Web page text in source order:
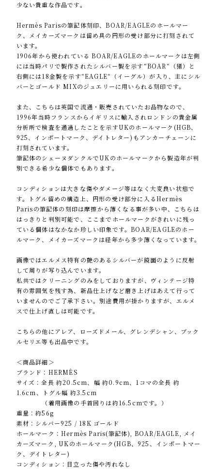
少ない貴重な作品です。
Hermès Parisの筆記体刻印、BOAR/EAGLEのホールマー
ク、メイカーズマークは留め具の円形の受け部分に打刻されて
います。
1906年から使われている BOAR/EAGLEのホールマークは左側
には当時パリで製作されたシルバー製を示す“BOAR“（猪）と
右側には18金製を示す“EAGLE“（イーグル）が入り、主にシル
バーとゴールド MIXのジュエリーに用いられる刻印です。
また、こちらは英国で流通・販売されていたお品物なので、
1996年当時フランスからイギリスに輸入されロンドンの貴金属
分析所で検査を通過したことを示すUKのホールマーク(HGB、
925、インポートマーク、デイトレター)もアンカーチェーンに
打刻されています。
筆記体のシェーヌダンクルでUKのホールマークから製造年が判
別できる希少な個体でもあります。
コンディションは大きな傷やダメージ等はなく大変良い状態で
す。トグル留めの構造上、円形の受け部分に入るHermès
Parisの筆記体の刻印は摩擦から薄くなる事が多い中、こちらは
はっきりと判別可能で、ここまでホールマークがきれいに残っ
ている個体はなかなか珍しい印象です。BOAR/EAGLEのホー
ルマーク、メイカーズマークは経年から多少薄くなっています。
画像ではエルメス特有の艶のあるシルバーが鏡面のように反射
して周りが写り込んでいます。
私共ではクリーニングのみをしておりますが、ヴィンテージ特
有の雰囲気を残す為、新品仕上げなど磨き上げはあえて行って
いませんのでご了承下さい。別途費用が掛かりますが、エルメ
スで仕上げ直しは可能です。
こちらの他にアレア、ローズドメール、グレンデシャン、ブック
ルセリエ等も出品中です。
＜商品詳細＞
ブランド：HERMÈS
サイズ：全長 約20.5cm、幅 約0.9cm、1コマの全長 約
1.6cm、トグル幅 約3.5cm
（着用画像の手首回りは約16.5cmです。）
重量：約56g
素材：シルバー925 / 18K ゴールド
ホールマーク：Hermès Paris(筆記体), BOAR/EAGLE, メイ
カーズマーク, UKのホールマーク(HGB、925、インポートマー
ク、デイトレター)
コンディション：目立った傷や汚れなし